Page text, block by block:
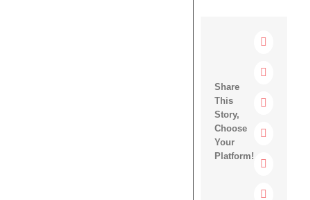
Share
This
Story,
Choose
Your
Platform!